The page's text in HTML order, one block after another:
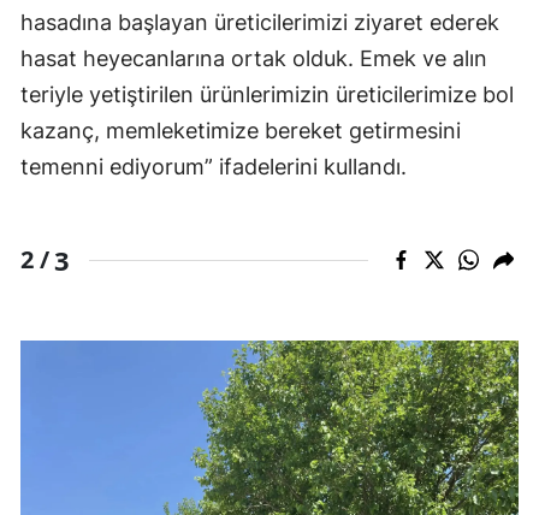
hasadına başlayan üreticilerimizi ziyaret ederek
hasat heyecanlarına ortak olduk. Emek ve alın
teriyle yetiştirilen ürünlerimizin üreticilerimize bol
kazanç, memleketimize bereket getirmesini
temenni ediyorum” ifadelerini kullandı.
2 /3